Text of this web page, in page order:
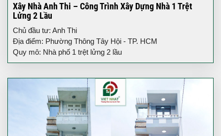
Xây Nhà Anh Thi – Công Trình Xây Dựng Nhà 1 Trệt
Lửng 2 Lầu
Chủ đầu tư: Anh Thi
Địa điểm: Phường Thông Tây Hội - TP. HCM
Quy mô: Nhà phố 1 trệt lửng 2 lầu